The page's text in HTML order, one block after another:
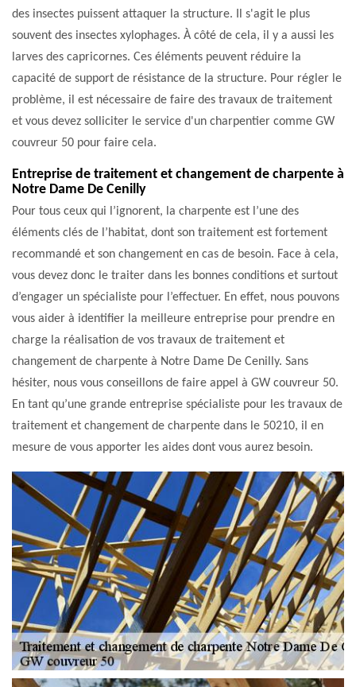
des insectes puissent attaquer la structure. Il s'agit le plus
souvent des insectes xylophages. À côté de cela, il y a aussi les
larves des capricornes. Ces éléments peuvent réduire la
capacité de support de résistance de la structure. Pour régler le
problème, il est nécessaire de faire des travaux de traitement
et vous devez solliciter le service d'un charpentier comme GW
couvreur 50 pour faire cela.
Entreprise de traitement et changement de charpente à
Notre Dame De Cenilly
Pour tous ceux qui l’ignorent, la charpente est l’une des
éléments clés de l’habitat, dont son traitement est fortement
recommandé et son changement en cas de besoin. Face à cela,
vous devez donc le traiter dans les bonnes conditions et surtout
d’engager un spécialiste pour l’effectuer. En effet, nous pouvons
vous aider à identifier la meilleure entreprise pour prendre en
charge la réalisation de vos travaux de traitement et
changement de charpente à Notre Dame De Cenilly. Sans
hésiter, nous vous conseillons de faire appel à GW couvreur 50.
En tant qu’une grande entreprise spécialiste pour les travaux de
traitement et changement de charpente dans le 50210, il en
mesure de vous apporter les aides dont vous aurez besoin.